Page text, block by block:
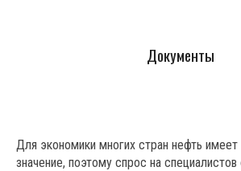
Документы
Для экономики многих стран нефть
значение, поэтому спрос на